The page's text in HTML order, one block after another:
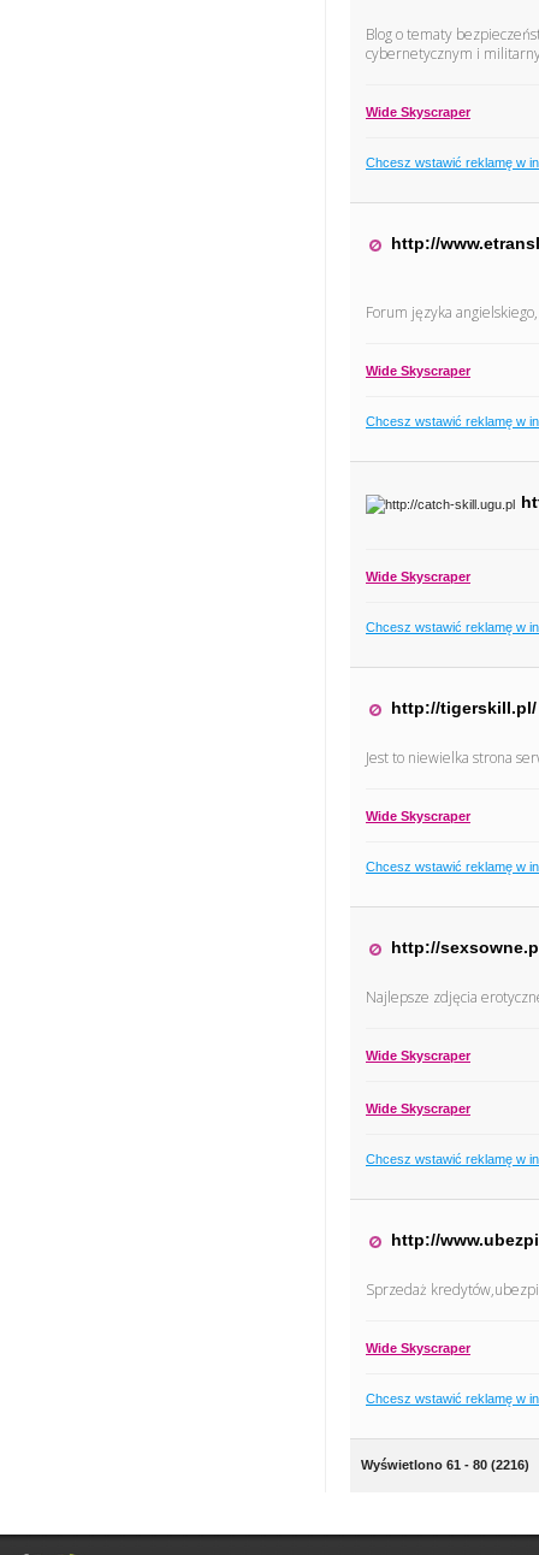
Blog o tematy
cybernetycznym i
Wide Skyscraper
Chcesz wstawić reklamę w
http://
Forum języka
Wide Skyscraper
Chcesz wstawić reklamę w
Wide Skyscraper
Chcesz wstawić reklamę w
http://tigerskill.pl/
Jest to niewielka strona
Wide Skyscraper
Chcesz wstawić reklamę w
http://
Najlepsze zdjęcia
Wide Skyscraper
Wide Skyscraper
Chcesz wstawić reklamę w
http://
Sprzedaż
Wide Skyscraper
Chcesz wstawić reklamę w
Wyświetlono 61 - 80 (2216)